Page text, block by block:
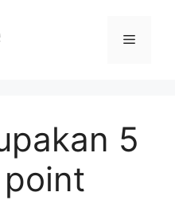
Menu
5